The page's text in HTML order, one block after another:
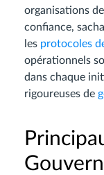
organisations
confiance,
les protocoles
opérationnels
dans chaque
rigoureuses de